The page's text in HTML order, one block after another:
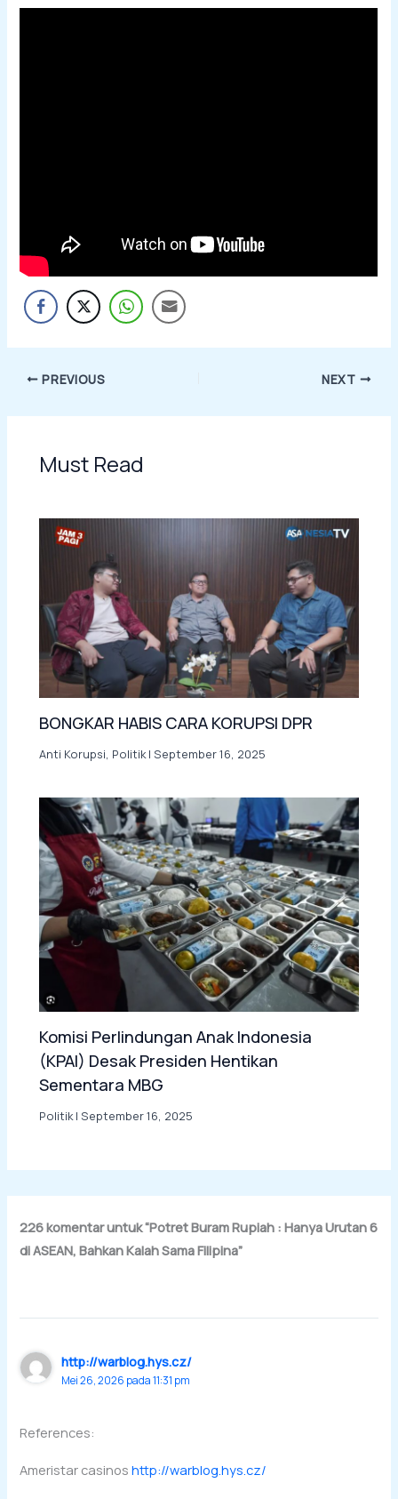
PREVIOUS NEXT
Must Read
BONGKAR HABIS CARA KORUPSI DPR
Anti Korupsi, Politik|September 16, 2025
Komisi Perlindungan Anak Indonesia
(KPAI) Desak Presiden Hentikan
Sementara MBG
Politik |September 16, 2025
226 komentar untuk “Potret Buram Rupiah : Hanya Urutan 6
di ASEAN, Bahkan Kalah Sama Filipina”
http://warblog.hys.cz/
Mei 26, 2026 pada 11:31 pm
References:
Ameristar casinoshttp://warblog.hys.cz/